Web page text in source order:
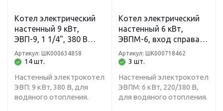
Котел электрический
настенный 9 кВт,
ЭВП-9, 1 1/4", 380 В
Теплотех
14 шт.
Артикул: ШК000634858
Настенный электрокотел
ЭВП: 9 кВт, 380 В, для
водяного отопления.
Котел электрический
настенный 6 кВт,
ЭВПМ-6, вход справа
1", 220/380 В Теплотех
3 шт.
Артикул: ШК000718462
Настенный электрокотел
ЭВПМ: 6 кВт, 220/380 В,
для водяного отопления.